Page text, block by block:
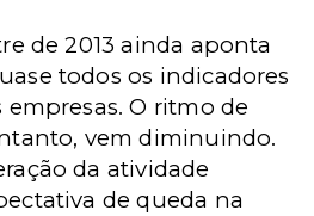
de 2013 ainda aponta
todos os indicadores
O ritmo de
vem diminuindo.
da atividade
de queda na